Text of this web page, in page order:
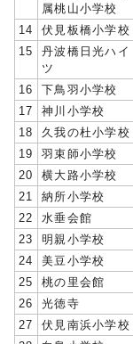
属桃山小学校
14 伏見板橋小学校
15
丹波橋日光ハイ
ツ
16 下鳥羽小学校
17
神川小学校
18
久我の杜小学校
19
羽束師小学校
20
横大路小学校
21
納所小学校
22
水垂会館
23
明親小学校
24
美豆小学校
25
桃の里会館
26
光徳寺
27
伏見南浜小学校